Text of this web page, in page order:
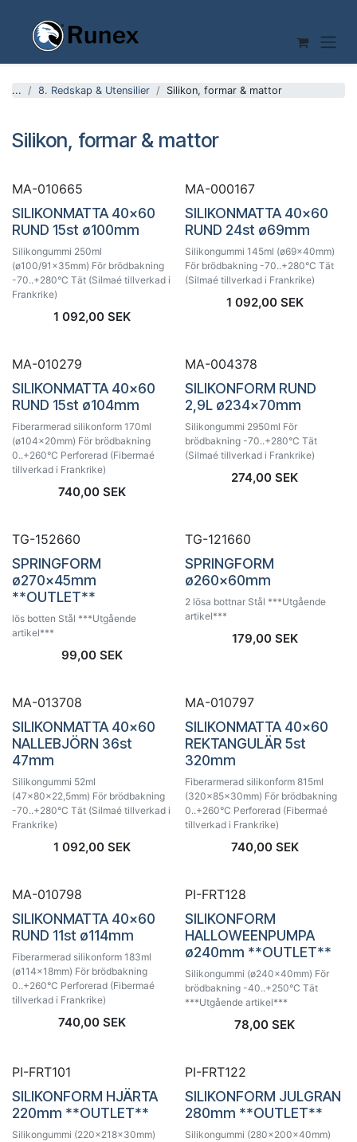
... 8. Redskap & Utensilier Silikon, formar & mattor
Silikon, formar & mattor
MA-010665
SILIKONMATTA 40x60
RUND 15st ø100mm
Silikongummi 250ml
(ø100/91x35mm) För brödbakning
-70..+280°C Tät (Silmaé tillverkad i
Frankrike)
1 092,00SEK
MA-000167
SILIKONMATTA 40x60
RUND 24st ø69mm
Silikongummi 145ml (ø69x40mm)
För brödbakning -70..+280°C Tät
(Silmaé tillverkad i Frankrike)
1 092,00SEK
MA-010279
SILIKONMATTA 40x60
RUND 15st ø104mm
Fiberarmerad silikonform 170ml
(ø104x20mm) För brödbakning
0..+260°C Perforerad (Fibermaé
tillverkad i Frankrike)
740,00SEK
MA-004378
SILIKONFORM RUND
2,9L ø234x70mm
Silikongummi 2950ml För
brödbakning -70..+280°C Tät
(Silmaé tillverkad i Frankrike)
274,00 SEK
Utförsäljning!
TG-152660
SPRINGFORM
ø270x45mm
**OUTLET**
lös botten Stål ***Utgående
artikel***
99,00SEK
Utförsäljning!
TG-121660
SPRINGFORM
ø260x60mm
2 lösa bottnar Stål ***Utgående
artikel***
179,00SEK
MA-013708
SILIKONMATTA 40x60
NALLEBJÖRN 36st
47mm
Silikongummi 52ml
(47x80x22,5mm) För brödbakning
-70..+280°C Tät (Silmaé tillverkad i
Frankrike)
1 092,00SEK
MA-010797
SILIKONMATTA 40x60
REKTANGULÄR 5st
320mm
Fiberarmerad silikonform 815ml
(320x85x30mm) För brödbakning
0..+260°C Perforerad (Fibermaé
tillverkad i Frankrike)
740,00SEK
MA-010798
SILIKONMATTA 40x60
RUND 11st ø114mm
Fiberarmerad silikonform 183ml
(ø114x18mm) För brödbakning
0..+260°C Perforerad (Fibermaé
tillverkad i Frankrike)
740,00SEK
Utförsäljning!
PI-FRT128
SILIKONFORM
HALLOWEENPUMPA
ø240mm **OUTLET**
Silikongummi (ø240x40mm) För
brödbakning -40..+250°C Tät
***Utgående artikel***
78,00 SEK
Utförsäljning!
PI-FRT101
SILIKONFORM HJÄRTA
220mm **OUTLET**
Silikongummi (220x218x30mm)
Utförsäljning!
PI-FRT122
SILIKONFORM JULGRAN
280mm **OUTLET**
Silikongummi (280x200x40mm)